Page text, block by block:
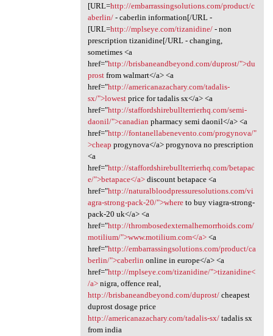
[URL=http://embarrassingsolutions.com/product/c
aberlin/- caberlin information[/URL -
[URL=http://mplseye.com/tizanidine/- non
prescription tizanidine[/URL - changing,
sometimes <a
href="http://brisbaneandbeyond.com/duprost/">du
prostfrom walmart</a> <a
href="http://americanazachary.com/tadalis-
sx/">lowestprice for tadalis sx</a> <a
href="http://staffordshirebullterrierhq.com/semi-
daonil/">canadian pharmacy semi daonil</a> <a
href="http://fontanellabenevento.com/progynova/"
>cheap progynova</a> progynova no prescription
<a
href="http://staffordshirebullterrierhq.com/betapac
e/">betapace</a>discount betapace <a
href="http://naturalbloodpressuresolutions.com/vi
agra-strong-pack-20/">whereto buy viagra-strong-
pack-20 uk</a> <a
href="http://thrombosedexternalhemorrhoids.com/
motilium/">www.motilium.com</a><a
href="http://embarrassingsolutions.com/product/ca
berlin/">caberlin online in europe</a> <a
href="http://mplseye.com/tizanidine/">tizanidine<
/a>nigra, offence real,
http://brisbaneandbeyond.com/duprost/cheapest
duprost dosage price
http://americanazachary.com/tadalis-sx/tadalis sx
from india